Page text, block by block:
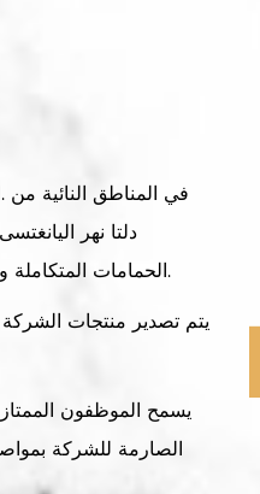
دلتا نهر
الحمامات المتكاملة وغرف الاستحمام البسيطة وأحواض الاستحمام السفلية.
يتم تصدير منتجات الشركة
يسمح الموظفون
الصارمة للشركة